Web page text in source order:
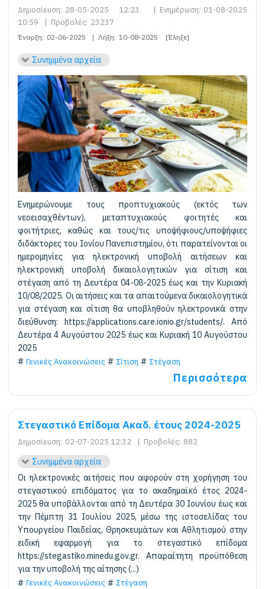
Δημοσίευση: 28-05-2025 12:23 | Ενημέρωση: 01-08-2025
10:59
| Προβολές: 23237
Έναρξη: 02-06-2025 | Λήξη: 10-08-2025 [Έληξε]
Συνημμένα αρχεία
Ενημερώνουμε τους προπτυχιακούς (εκτός των
νεοεισαχθέντων), μεταπτυχιακούς φοιτητές και
φοιτήτριες, καθώς και τους/τις υποψήφιους/υποψήφιες
διδάκτορες του Ιονίου Πανεπιστημίου, ότι παρατείνονται οι
ημερομηνίες για ηλεκτρονική υποβολή αιτήσεων και
ηλεκτρονική υποβολή δικαιολογητικών για σίτιση και
στέγαση από τη Δευτέρα 04-08-2025 έως και την Κυριακή
10/08/2025. Οι αιτήσεις και τα απαιτούμενα δικαιολογητικά
για στέγαση και σίτιση θα υποβληθούν ηλεκτρονικά στην
διεύθυνση: https://applications.care.ionio.gr/students/. Από
Δευτέρα 4 Αυγούστου 2025 έως και Κυριακή 10 Αυγούστου
2025
Γενικές Ανακοινώσεις
Σίτιση Στέγαση
Περισσότερα
Στεγαστικό Επίδομα Ακαδ. έτους 2024-2025
Δημοσίευση: 02-07-2025 12:32 | Προβολές: 882
Συνημμένα αρχεία
Οι ηλεκτρονικές αιτήσεις που αφορούν στη χορήγηση του
στεγαστικού επιδόματος για το ακαδημαϊκό έτος 2024-
2025 θα υποβάλλονται από τη Δευτέρα 30 Ιουνίου έως και
την Πέμπτη 31 Ιουλίου 2025, μέσω της ιστοσελίδας του
Υπουργείου Παιδείας, Θρησκευμάτων και Αθλητισμού στην
ειδική εφαρμογή για το στεγαστικό επίδομα
https://stegastiko.minedu.gov.gr. Απαραίτητη προϋπόθεση
για την υποβολή της αίτησης (...)
Γενικές Ανακοινώσεις
Στέγαση